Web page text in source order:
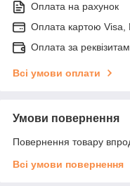
Оплата на рахунок
Оплата картою Visa,
Оплата за
Всі умови оплати
Умови повернення
Повернення товару
Всі умови повернення